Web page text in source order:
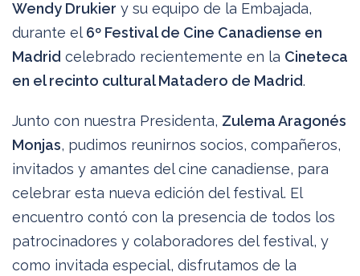
Wendy Drukier y su equipo de la Embajada,
durante el 6º Festival de Cine Canadiense en
Madrid celebrado recientemente en la Cineteca
en el recinto cultural Matadero de Madrid.
Junto con nuestra Presidenta, Zulema Aragonés
Monjas, pudimos reunirnos socios, compañeros,
invitados y amantes del cine canadiense, para
celebrar esta nueva edición del festival. El
encuentro contó con la presencia de todos los
patrocinadores y colaboradores del festival, y
como invitada especial, disfrutamos de la